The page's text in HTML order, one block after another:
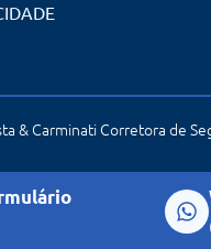
& Carminati Corretora de